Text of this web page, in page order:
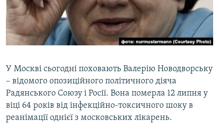
ФОТО
СПЕЦПРОЄКТИ
ПОДКАСТИ
КРИМ РЕАЛІЇ
РУС
УКР
КТАТ
У Москві сьогодні поховають Валерію Новодворську
– відомого опозиційного політичного діяча
Радянського Союзу і Росії. Вона померла 12 липня у
віці 64 років від інфекційно-токсичного шоку в
реанімації однієї з московських лікарень.